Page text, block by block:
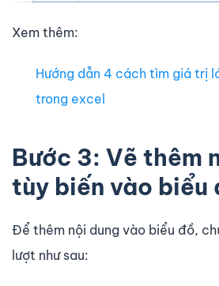
Xem thêm:
Hướng dẫn 4 cách tìm giá trị
trong excel
Bước 3: Vẽ thêm
tùy biến vào biểu
Để thêm nội dung vào biểu đồ,
lượt như sau: